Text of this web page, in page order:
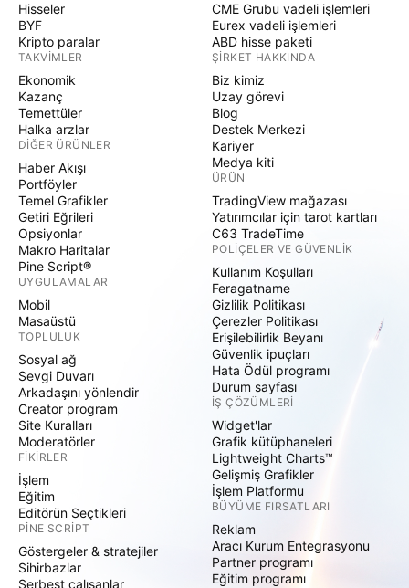
Hisseler
BYF
Kripto paralar
TAKVIMLER
Ekonomik
Kazanç
Temettüler
Halka arzlar
DIĞER ÜRÜNLER
Haber Akışı
Portföyler
Temel Grafikler
Getiri Eğrileri
Opsiyonlar
Makro Haritalar
Pine Script®
UYGULAMALAR
Mobil
Masaüstü
TOPLULUK
Sosyal ağ
Sevgi Duvarı
Arkadaşını yönlendir
Creator program
Site Kuralları
Moderatörler
FIKIRLER
İşlem
Eğitim
Editörün Seçtikleri
PINE SCRIPT
Göstergeler & stratejiler
Sihirbazlar
Serbest çalışanlar
CME Grubu vadeli işlemleri
Eurex vadeli işlemleri
ABD hisse paketi
ŞIRKET HAKKINDA
Biz kimiz
Uzay görevi
Blog
Destek Merkezi
Kariyer
Medya kiti
ÜRÜN
TradingView mağazası
Yatırımcılar için tarot kartları
C63 TradeTime
POLIÇELER VE GÜVENLIK
Kullanım Koşulları
Feragatname
Gizlilik Politikası
Çerezler Politikası
Erişilebilirlik Beyanı
Güvenlik ipuçları
Hata Ödül programı
Durum sayfası
İŞ ÇÖZÜMLERI
Widget'lar
Grafik kütüphaneleri
Lightweight Charts™
Gelişmiş Grafikler
İşlem Platformu
BÜYÜME FIRSATLARI
Reklam
Aracı Kurum Entegrasyonu
Partner programı
Eğitim programı